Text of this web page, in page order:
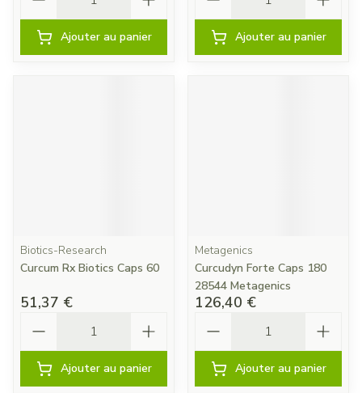
Ajouter au panier Ajouter au panier
Biotics-Research
Curcum Rx Biotics Caps 60
51,37 €
Ajouter au panier
Metagenics
Curcudyn Forte Caps 180
28544 Metagenics
126,40 €
Ajouter au panier